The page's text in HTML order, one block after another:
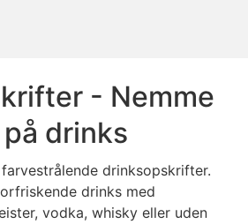
- Nemme
drinks
drinksopskrifter.
drinks med
vodka, whisky eller uden